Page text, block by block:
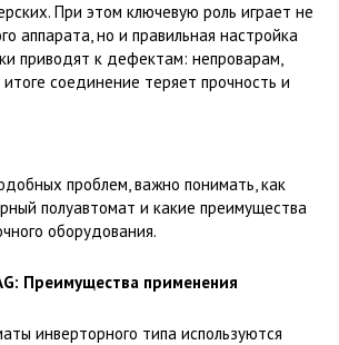
При этом ключевую роль играет не
аппарата, но и правильная настройка
приводят к дефектам: непроварам,
соединение теряет прочность и
проблем, важно понимать, как
полуавтомат и какие преимущества
оборудования.
Преимущества применения
инверторного типа используются